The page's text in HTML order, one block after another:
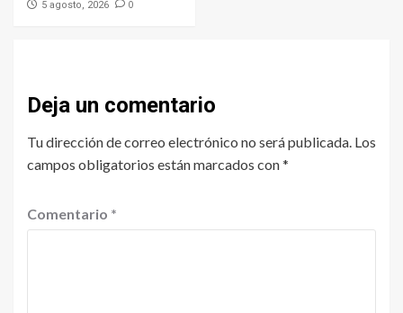
5 agosto, 2026 0
Deja un comentario
Tu dirección de correo electrónico no será publicada. Los
campos obligatorios están marcados con*
Comentario *